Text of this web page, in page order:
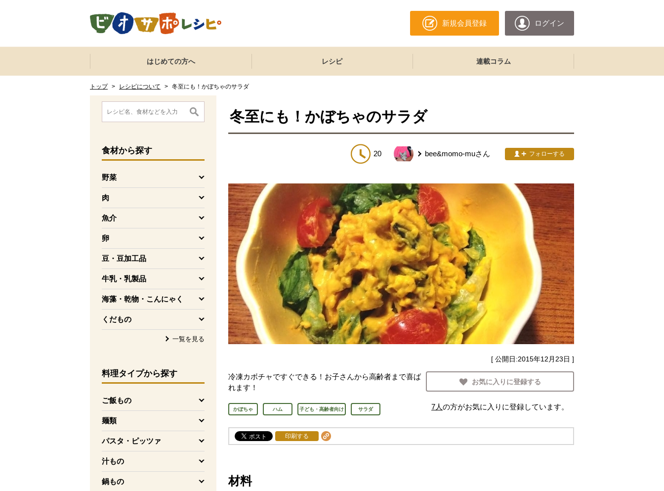
新規会員登録 ログイン
ここからサイト内共通メニューです。
サイト内共通メニューをスキップする
はじめての方へ レシピ 連載コラム
トップ > レシピについて > 冬至にも！かぼちゃのサラダ
ここから消費材検索メニューです。
食材から探す
野菜
を開く
肉
を開く
魚介
を開く
卵
を開く
豆・豆加工品
を開く
牛乳・乳製品
を開く
海藻・乾物・こんにゃく
を開く
くだもの
を開く
一覧を見る
料理タイプから探す
ご飯もの
を開く
麺類
を開く
パスタ・ピッツァ
を開く
汁もの
を開く
鍋もの
を開く
消費材検索メニューここまで。
ここから本文です。
冬至にも！かぼちゃのサラダ
20 bee&momo-muさん フォローする
[ 公開日:2015年12月23日 ]
冷凍カボチャですぐできる！お子さんから高齢者まで喜ば
れます！
かぼちゃ ハム 子ども・高齢者向け サラダ
お気に入りに登録する
7人の方がお気に入りに登録しています。
印刷する
材料